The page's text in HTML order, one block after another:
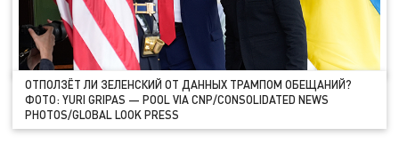
ОТПОЛЗЁТ ЛИ ЗЕЛЕНСКИЙ ОТ ДАННЫХ ТРАМПОМ ОБЕЩАНИЙ?
ФОТО: YURI GRIPAS — POOL VIA CNP/CONSOLIDATED NEWS
PHOTOS/GLOBAL LOOK PRESS